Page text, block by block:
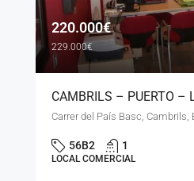
220.000€
229.000€
56B2 1
LOCAL COMERCIAL